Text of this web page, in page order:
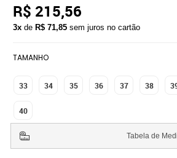
R$ 215,56
3xde R$ 71,85 sem juros no cartão
TAMANHO
33 34 35 36 37 38
40
Tabela de